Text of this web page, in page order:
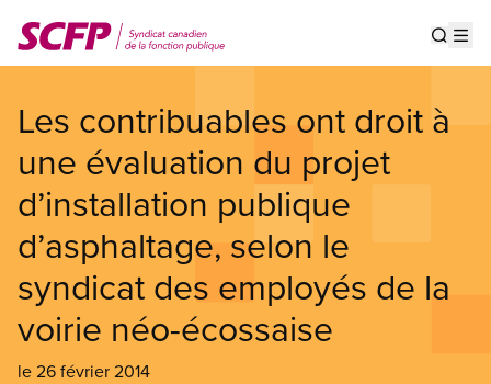
au
contenu
Les contribuables ont droit à
une évaluation du projet
d’installation publique
d’asphaltage, selon le
syndicat des employés de la
voirie néo-écossaise
le 26 février 2014